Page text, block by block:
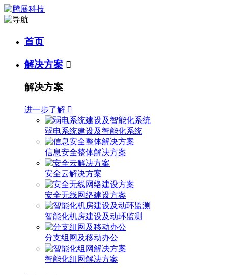
首页
解决方案 
解决方案
进一步了解 
弱电系统建设及智能化系统
信息安全整体解决方案
安全云解决方案
安全无线网络建设方案
智能化机房建设及动环监测
分支组网及移动办公
智能化组网解决方案